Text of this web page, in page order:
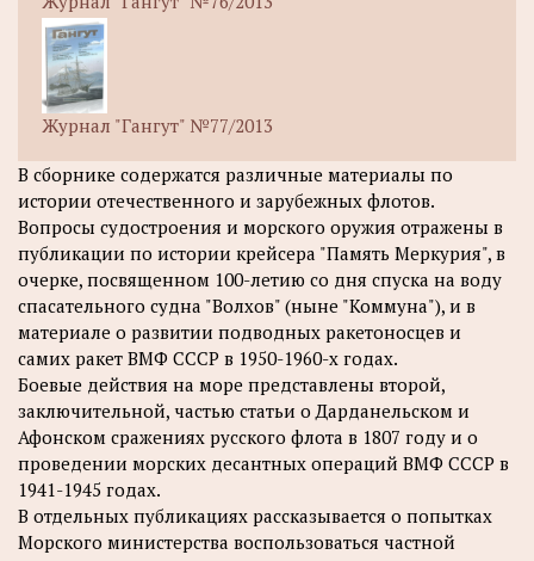
Журнал "Гангут" №77/2013
В сборнике содержатся различные материалы по
истории отечественного и зарубежных флотов.
Вопросы судостроения и морского оружия отражены в
публикации по истории крейсера "Память Меркурия", в
очерке, посвященном 100-летию со дня спуска на воду
спасательного судна "Волхов" (ныне "Коммуна"), и в
материале о развитии подводных ракетоносцев и
самих ракет ВМФ СССР в 1950-1960-х годах.
Боевые действия на море представлены второй,
заключительной, частью статьи о Дарданельском и
Афонском сражениях русского флота в 1807 году и о
проведении морских десантных операций ВМФ СССР в
1941-1945 годах.
В отдельных публикациях рассказывается о попытках
Морского министерства воспользоваться частной